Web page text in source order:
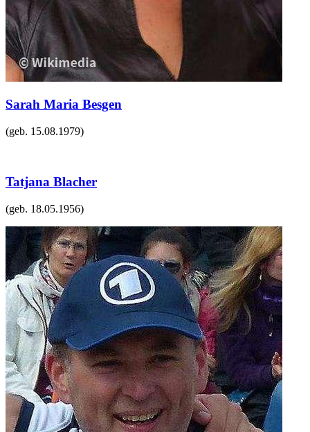
Sarah Maria Besgen
(geb. 15.08.1979)
Tatjana Blacher
(geb. 18.05.1956)